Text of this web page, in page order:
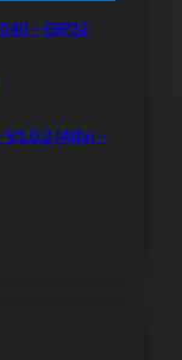
– ESP32
V1.0.2 (Alfa) –